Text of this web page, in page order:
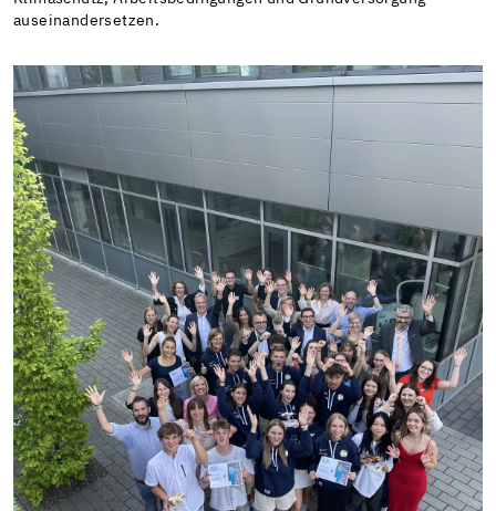
auseinandersetzen.